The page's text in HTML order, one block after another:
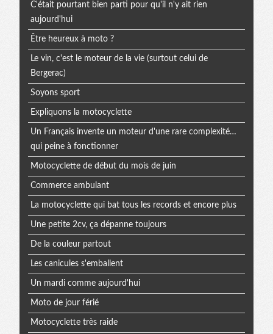
C'était pourtant bien parti pour qu'il n'y ait rien
aujourd'hui
Être heureux à moto ?
Le vin, c'est le moteur de la vie (surtout celui de
Bergerac)
Soyons sport
Expliquons la motocyclette
Un Français invente un moteur d'une rare complexité…
qui peine à fonctionner
Motocyclette de début du mois de juin
Commerce ambulant
La motocyclette qui bat tous les records et encore plus
Une petite 2cv, ça dépanne toujours
De la couleur partout
Les canicules s'emballent
Un mardi comme aujourd'hui
Moto de jour férié
Motocyclette très raide